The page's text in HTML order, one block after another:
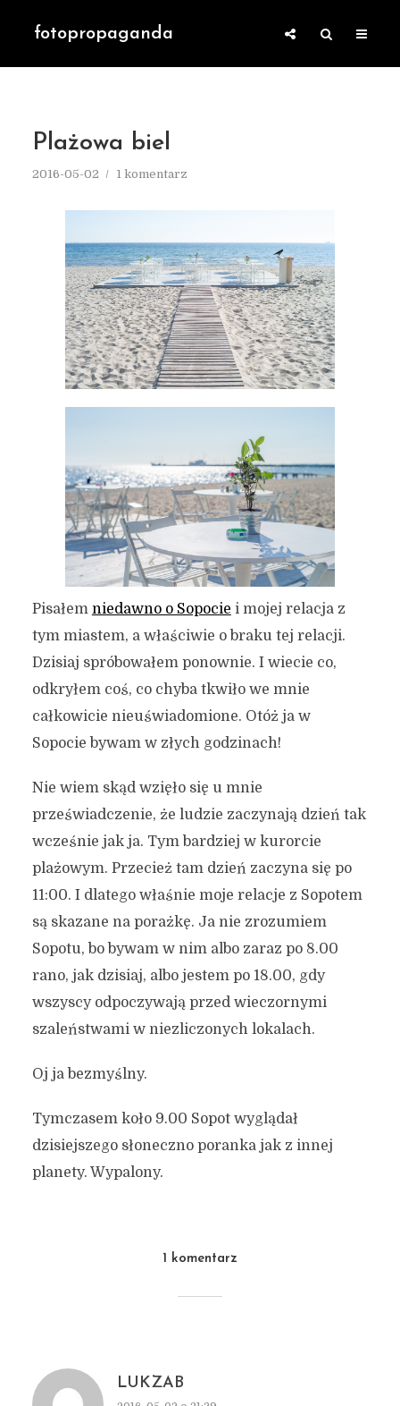
fotopropaganda
Plażowa biel
2016-05-02 1 komentarz
Pisałem niedawno o Sopocie i mojej relacja z
tym miastem, a właściwie o braku tej relacji.
Dzisiaj spróbowałem ponownie. I wiecie co,
odkryłem coś, co chyba tkwiło we mnie
całkowicie nieuświadomione. Otóż ja w
Sopocie bywam w złych godzinach!
Nie wiem skąd wzięło się u mnie
przeświadczenie, że ludzie zaczynają dzień tak
wcześnie jak ja. Tym bardziej w kurorcie
plażowym. Przecież tam dzień zaczyna się po
11:00. I dlatego właśnie moje relacje z Sopotem
są skazane na porażkę. Ja nie zrozumiem
Sopotu, bo bywam w nim albo zaraz po 8.00
rano, jak dzisiaj, albo jestem po 18.00, gdy
wszyscy odpoczywają przed wieczornymi
szaleństwami w niezliczonych lokalach.
Oj ja bezmyślny.
Tymczasem koło 9.00 Sopot wyglądał
dzisiejszego słoneczno poranka jak z innej
planety. Wypalony.
1 komentarz
LUKZAB